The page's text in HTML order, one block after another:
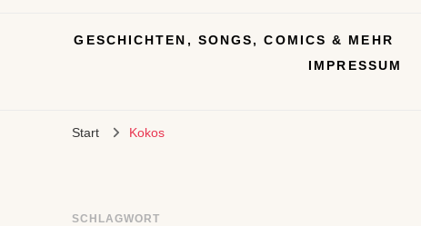
GESCHICHTEN, SONGS, COMICS & MEHR
IMPRESSUM
Start Kokos
SCHLAGWORT